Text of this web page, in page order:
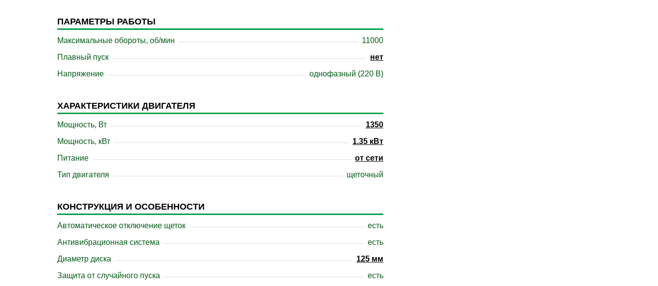
ПАРАМЕТРЫ РАБОТЫ
Максимальные обороты, об/мин
11000
Плавный пуск
нет
Напряжение
однофазный (220 В)
ХАРАКТЕРИСТИКИ ДВИГАТЕЛЯ
Мощность, Вт
1350
Мощность, кВт
1.35 кВт
Питание
от сети
Тип двигателя
щеточный
КОНСТРУКЦИЯ И ОСОБЕННОСТИ
Автоматическое отключение щеток
есть
Антивибрационная система
есть
Диаметр диска
125 мм
Защита от случайного пуска
есть